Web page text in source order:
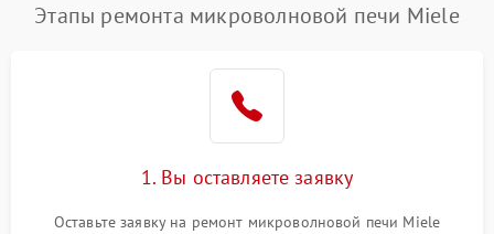
Этапы ремонта микроволновой печи Miele
1. Вы оставляете заявку
Оставьте заявку на ремонт микроволновой печи Miele